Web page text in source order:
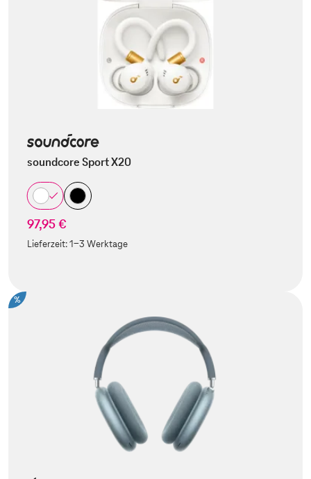
soundcore Sport X20
97,95 €
Lieferzeit:1-3 Werktage
%